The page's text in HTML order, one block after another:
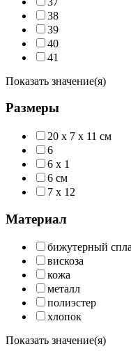
38
39
40
41
Показать значение(я)
Размеры
20 х 7 х 11 см
6
6 x 1
6 см
7 x 12
Материал
бижутерный
вискоза
кожа
металл
полиэстер
хлопок
Показать значение(я)